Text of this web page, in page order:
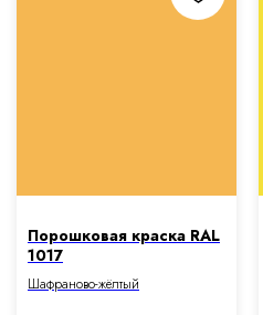
Порошковая краска RAL
1017
Шафраново-жёлтый